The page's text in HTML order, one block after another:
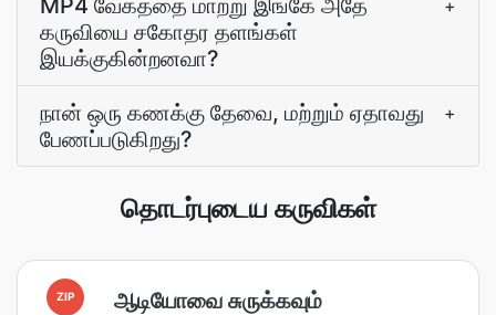
MP4 வேகத்தை மாற்று இங்கே அதே
கருவியை சகோதர தளங்கள்
இயக்குகின்றனவா?
+
நான் ஒரு கணக்கு தேவை, மற்றும் ஏதாவது
பேணப்படுகிறது?
+
தொடர்புடைய கருவிகள்
ZIP ஆடியோவை சுருக்கவும்